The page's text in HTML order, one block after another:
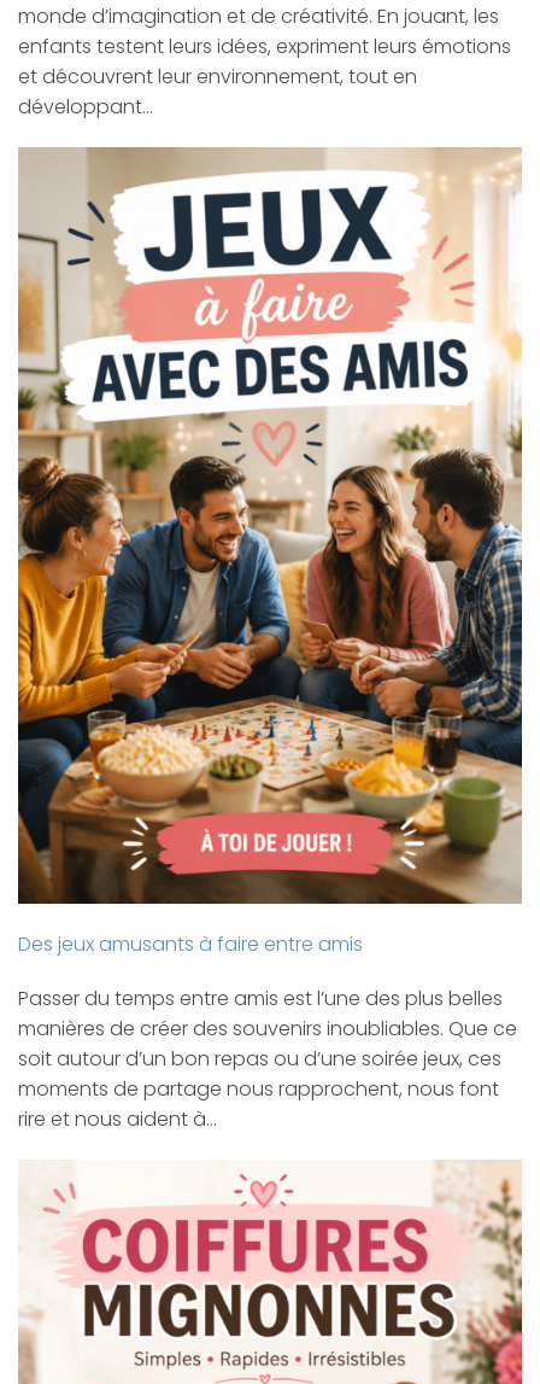
monde d’imagination et de créativité. En jouant, les
enfants testent leurs idées, expriment leurs émotions
et découvrent leur environnement, tout en
développant…
Des jeux amusants à faire entre amis
Passer du temps entre amis est l’une des plus belles
manières de créer des souvenirs inoubliables. Que ce
soit autour d’un bon repas ou d’une soirée jeux, ces
moments de partage nous rapprochent, nous font
rire et nous aident à…